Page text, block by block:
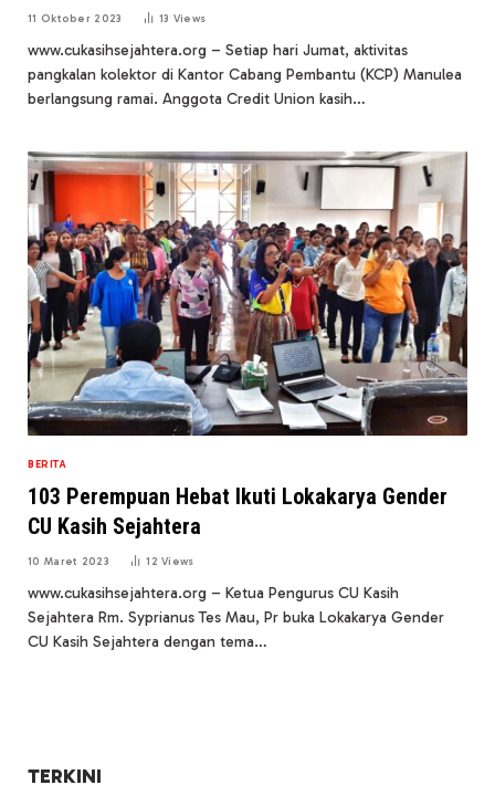
11 Oktober 2023 13 Views
www.cukasihsejahtera.org – Setiap hari Jumat, aktivitas
pangkalan kolektor di Kantor Cabang Pembantu (KCP) Manulea
berlangsung ramai. Anggota Credit Union kasih…
BERITA
103 Perempuan Hebat Ikuti Lokakarya Gender
CU Kasih Sejahtera
10 Maret 2023 12Views
www.cukasihsejahtera.org – Ketua Pengurus CU Kasih
Sejahtera Rm. Syprianus Tes Mau, Pr buka Lokakarya Gender
CU Kasih Sejahtera dengan tema…
TERKINI